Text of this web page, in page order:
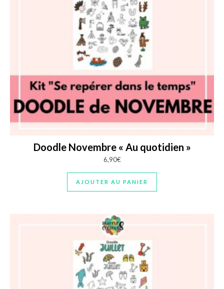
Doodle Novembre « Au quotidien »
6,90€
AJOUTER AU PANIER